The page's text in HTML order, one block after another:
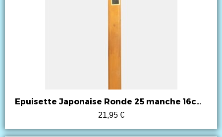
Epuisette Japonaise Ronde 25 manche 16cm Superfish
21,95 €